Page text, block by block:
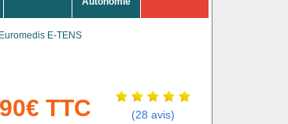
E-TENS
TTC (28 avis)